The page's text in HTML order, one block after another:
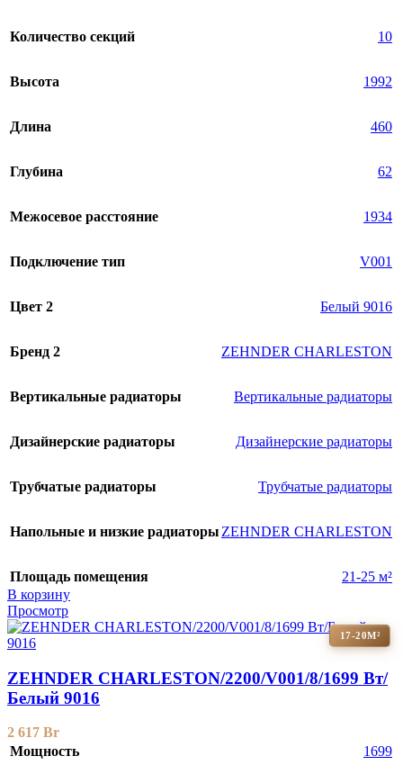
Количество секций 10
Высота 1992
Длина 460
Глубина 62
Межосевое расстояние 1934
Подключение тип V001
Цвет 2 Белый 9016
Бренд 2 ZEHNDER CHARLESTON
Вертикальные радиаторы Вертикальные радиаторы
Дизайнерские радиаторы Дизайнерские радиаторы
Трубчатые радиаторы Трубчатые радиаторы
Напольные и низкие радиаторы ZEHNDER CHARLESTON
Площадь помещения
21-25 м²
В корзину
Просмотр
17-20М²
ZEHNDER CHARLESTON/2200/V001/8/1699 Вт/
Белый 9016
2 617 Br
Мощность
1699